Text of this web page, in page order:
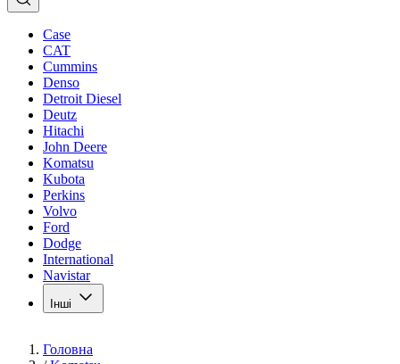
Case
CAT
Cummins
Denso
Detroit Diesel
Deutz
Hitachi
John Deere
Komatsu
Kubota
Perkins
Volvo
Ford
Dodge
International
Navistar
Інші
Головна